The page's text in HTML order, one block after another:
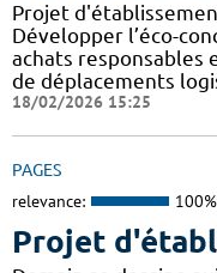
Projet
Développer l’éco-
achats responsables
de déplacements
18/02/2026 15:25
PAGES
relevance: 100%
Projet